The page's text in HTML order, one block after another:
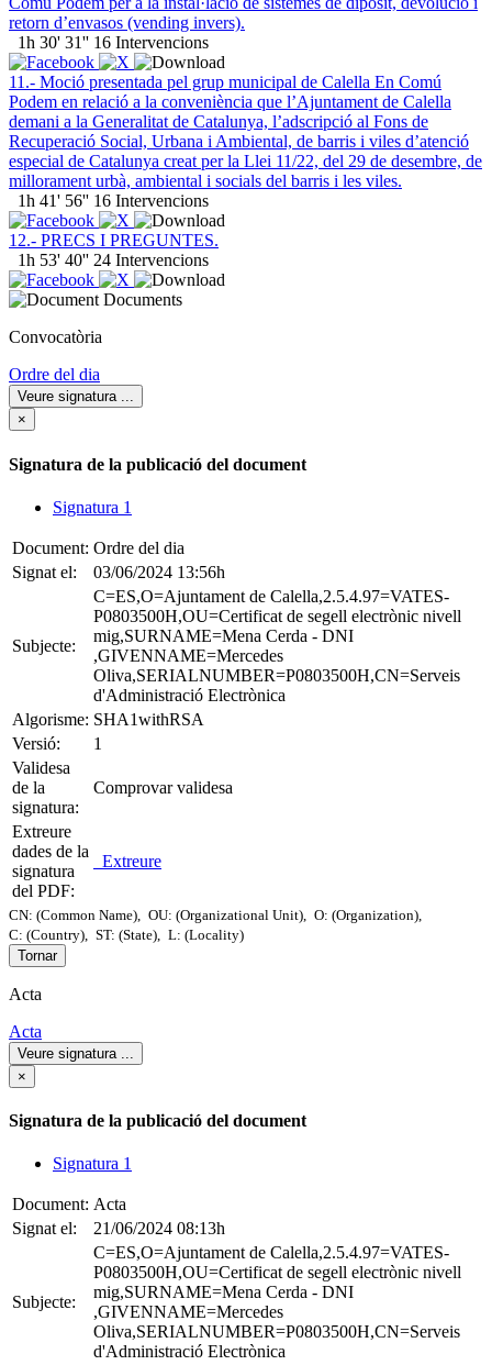
retorn d’envasos (vending invers).
1h 30' 31'' 16 Intervencions
11.- Moció presentada pel grup municipal de Calella En Comú
Podem en relació a la conveniència que l’Ajuntament de Calella
demani a la Generalitat de Catalunya, l’adscripció al Fons de
Recuperació Social, Urbana i Ambiental, de barris i viles d’atenció
especial de Catalunya creat per la Llei 11/22, del 29 de desembre, de
millorament urbà, ambiental i socials del barris i les viles.
1h 41' 56'' 16 Intervencions
12.- PRECS I PREGUNTES.
1h 53' 40'' 24 Intervencions
Documents
Convocatòria
Ordre del dia
Veure signatura ...
×
Signatura de la publicació del document
Signatura 1
Document: Ordre del dia
Signat el:
03/06/2024 13:56h
Subjecte:
C=ES,O=Ajuntament de Calella,2.5.4.97=VATES-
P0803500H,OU=Certificat de segell electrònic nivell
mig,SURNAME=Mena Cerda - DNI
,GIVENNAME=Mercedes
Oliva,SERIALNUMBER=P0803500H,CN=Serveis
d'Administració Electrònica
Algorisme: SHA1withRSA
Versió:
1
Validesa
de la
signatura:
Comprovar validesa
Extreure
dades de la
signatura
del PDF:
Extreure
CN: (Common Name), OU: (Organizational Unit),
O: (Organization),
C: (Country),
ST: (State),
L: (Locality)
Tornar
Acta
Acta
Veure signatura
×
Signatura de la publicació del document
Signatura 1
Document: Acta
Signat el:
21/06/2024 08:13h
Subjecte:
C=ES,O=Ajuntament de Calella,2.5.4.97=VATES-
P0803500H,OU=Certificat de segell electrònic nivell
mig,SURNAME=Mena Cerda - DNI
,GIVENNAME=Mercedes
Oliva,SERIALNUMBER=P0803500H,CN=Serveis
d'Administració Electrònica